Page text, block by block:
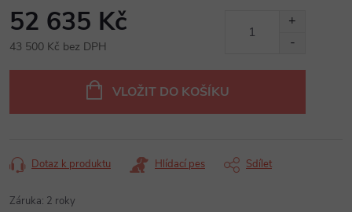
52 635 Kč
43 500 Kč bez DPH
VLOŽIT DO KOŠÍKU
Dotaz k produktu Hlídací pes Sdílet
Záruka: 2 roky